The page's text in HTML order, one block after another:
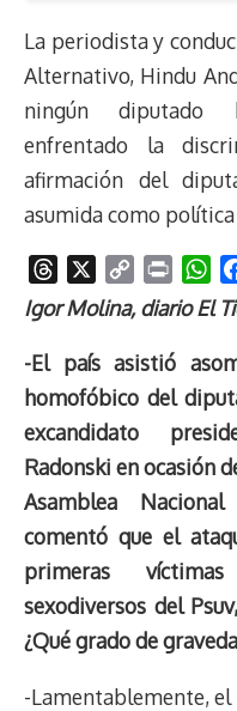
La periodista y
Alternativo, Hindu
ningún diputado
enfrentado la
afirmación del
asumida como política
h
e
a
d
s
y
i
n
k
r
n
t
W
h
t
A
p
p
Igor Molina, diario El
-El país asistió
homofóbico del
excandidato
Radonski en ocasión
Asamblea
comentó que el
primeras
sexodiversos del
¿Qué grado de
-Lamentablemente,